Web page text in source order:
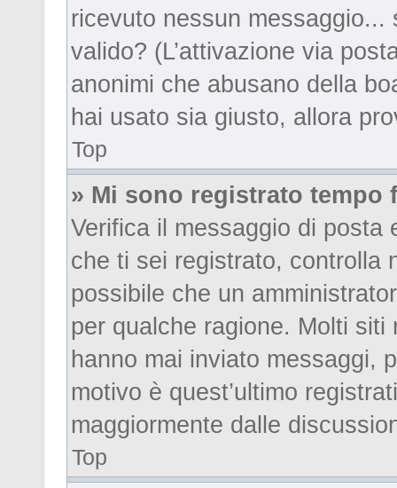
ricevuto nessun
valido? (L’attivazione via
anonimi che abusano della
hai usato sia giusto, allora
Top
» Mi sono registrato tempo
Verifica il messaggio di
che ti sei registrato, controlla
possibile che un
per qualche ragione. Molti
hanno mai inviato messaggi,
motivo è quest’ultimo
maggiormente dalle
Top